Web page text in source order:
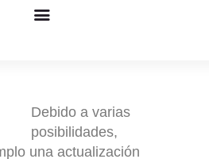
Debido a varias
posibilidades,
una actualización